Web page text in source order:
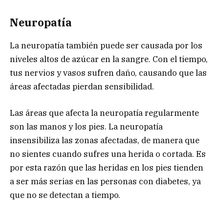
Neuropatía
La neuropatía también puede ser causada por los
niveles altos de azúcar en la sangre. Con el tiempo,
tus nervios y vasos sufren daño, causando que las
áreas afectadas pierdan sensibilidad.
Las áreas que afecta la neuropatía regularmente
son las manos y los pies. La neuropatía
insensibiliza las zonas afectadas, de manera que
no sientes cuando sufres una herida o cortada. Es
por esta razón que las heridas en los pies tienden
a ser más serias en las personas con diabetes, ya
que no se detectan a tiempo.